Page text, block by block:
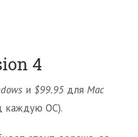
4
и $99.95 для Mac
каждую ОС).